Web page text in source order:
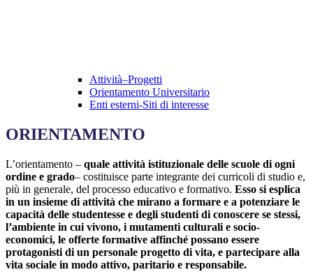
Attività–Progetti
Orientamento Universitario
Enti esterni-Siti di interesse
ORIENTAMENTO
L’orientamento – quale attività istituzionale delle scuole di ogni
ordine e grado– costituisce parte integrante dei curricoli di studio e,
più in generale, del processo educativo e formativo. Esso si esplica
in un insieme di attività che mirano a formare e a potenziare le
capacità delle studentesse e degli studenti di conoscere se stessi,
l’ambiente in cui vivono, i mutamenti culturali e socio-
economici, le offerte formative affinché possano essere
protagonisti di un personale progetto di vita, e partecipare alla
vita sociale in modo attivo, paritario e responsabile.